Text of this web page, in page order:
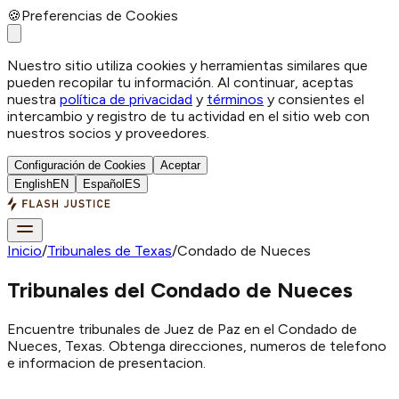
🍪Preferencias de Cookies
Nuestro sitio utiliza cookies y herramientas similares que
pueden recopilar tu información. Al continuar, aceptas
nuestra política de privacidad y términos y consientes el
intercambio y registro de tu actividad en el sitio web con
nuestros socios y proveedores.
Configuración de Cookies
Aceptar
EnglishEN Español ES
Inicio/Tribunales de Texas/Condado de Nueces
Tribunales del Condado de Nueces
Encuentre tribunales de Juez de Paz en el Condado de
Nueces, Texas. Obtenga direcciones, numeros de telefono
e informacion de presentacion.